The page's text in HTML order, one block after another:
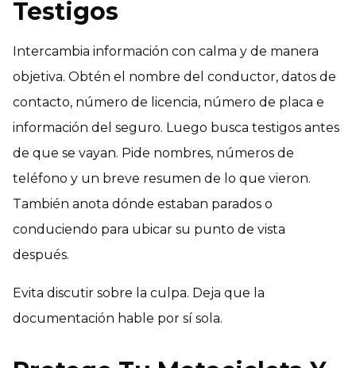
Testigos
Intercambia información con calma y de manera
objetiva. Obtén el nombre del conductor, datos de
contacto, número de licencia, número de placa e
información del seguro. Luego busca testigos antes
de que se vayan. Pide nombres, números de
teléfono y un breve resumen de lo que vieron.
También anota dónde estaban parados o
conduciendo para ubicar su punto de vista
después.
Evita discutir sobre la culpa. Deja que la
documentación hable por sí sola.